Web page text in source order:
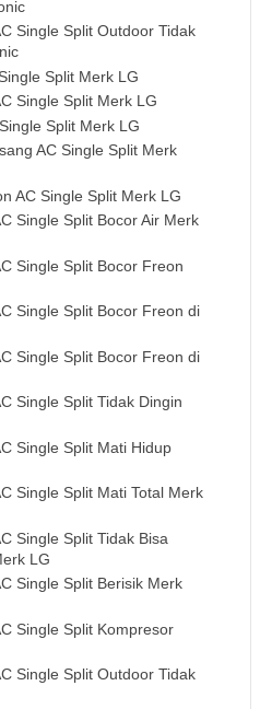
Single Split Outdoor Tidak
Split Merk LG
Single Split Merk LG
Split Merk LG
AC Single Split Merk
AC Single Split Merk LG
Single Split Bocor Air Merk
Single Split Bocor Freon
Single Split Bocor Freon di
Single Split Bocor Freon di
Single Split Tidak Dingin
Single Split Mati Hidup
Single Split Mati Total Merk
Single Split Tidak Bisa
LG
Single Split Berisik Merk
Single Split Kompresor
Single Split Outdoor Tidak